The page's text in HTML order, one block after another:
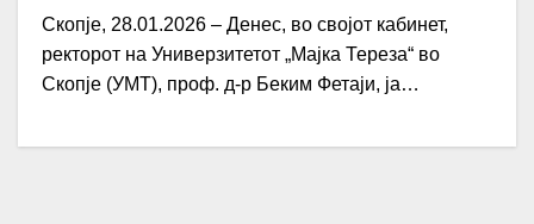
Скопје, 28.01.2026 – Денес, во својот кабинет,
ректорот на Универзитетот „Мајка Тереза“ во
Скопје (УМТ), проф. д-р Беким Фетаји, ја…